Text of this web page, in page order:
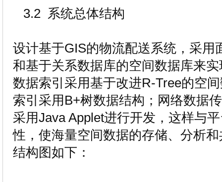
3.2 系统总体结构
设计基于GIS的物流配送系统，采用
和基于关系数据库的空间数据库来
数据索引采用基于改进R-Tree的空
索引采用B+树数据结构；网络数据
采用Java Applet进行开发，这样与
性，使海量空间数据的存储、分析
结构图如下：